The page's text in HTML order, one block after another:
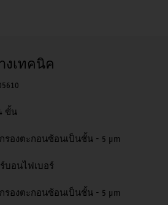
งเทคนิค
ขั้น
รองตะกอนซ้อนเป็นชั้น - 5 μm
บอนไฟเบอร์
รองตะกอนซ้อนเป็นชั้น - 5 μm